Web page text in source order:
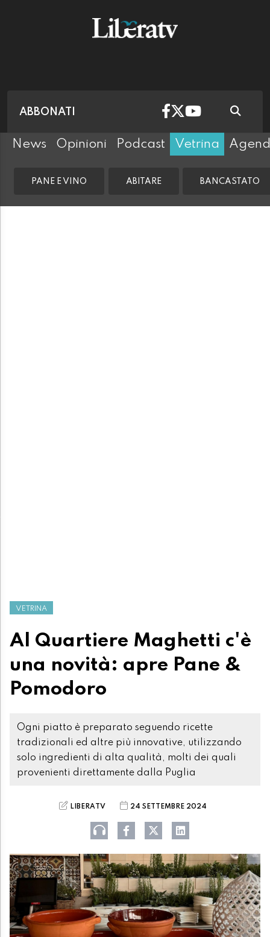
ABBONATI
News Opinioni Podcast Vetrina
PANE E VINO ABITARE BANCASTATO
VETRINA
Al Quartiere Maghetti c'è
una novità: apre Pane &
Pomodoro
Ogni piatto è preparato seguendo ricette
tradizionali ed altre più innovative, utilizzando
solo ingredienti di alta qualità, molti dei quali
provenienti direttamente dalla Puglia
LIBERATV 24 SETTEMBRE 2024